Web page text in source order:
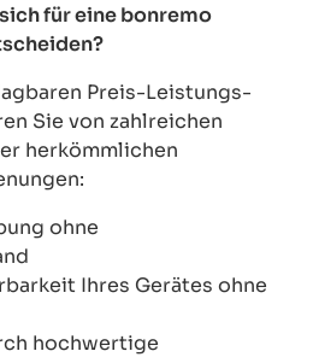
für eine bonremo
Preis-Leistungs-
Sie von zahlreichen
herkömmlichen
ohne
Ihres Gerätes ohne
hochwertige